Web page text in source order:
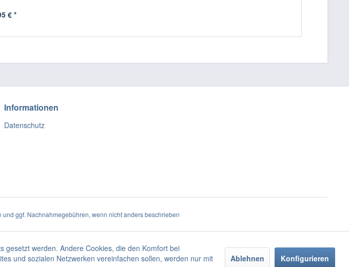
€ *
Informationen
Datenschutz
und ggf. Nachnahmegebühren, wenn nicht anders beschrieben
gesetzt werden. Andere Cookies, die den Komfort bei
und sozialen Netzwerken vereinfachen sollen, werden nur mit
Ablehnen Konfigurieren